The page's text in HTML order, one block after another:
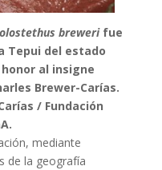
brewerifue
Tepui del estado
al insigne
Brewer-Carías.
/ Fundación
mediante
de la geografía